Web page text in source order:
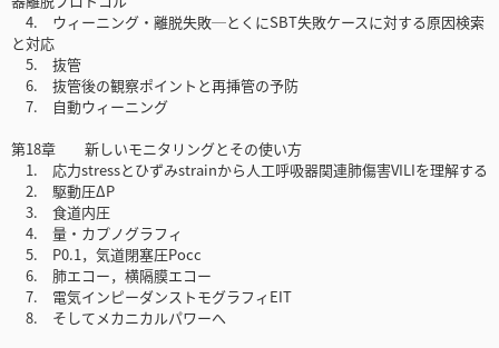
4. ウィーニング・離脱失敗─とくにSBT失敗ケースに対する原因検索
と対応
5. 抜管
6. 抜管後の観察ポイントと再挿管の予防
7. 自動ウィーニング
第18章 新しいモニタリングとその使い方
1. 応力stressとひずみstrainから人工呼吸器関連肺傷害VILIを理解する
2. 駆動圧ΔP
3. 食道内圧
4. 量・カプノグラフィ
5. P0.1，気道閉塞圧Pocc
6. 肺エコー，横隔膜エコー
7. 電気インピーダンストモグラフィEIT
8. そしてメカニカルパワーへ